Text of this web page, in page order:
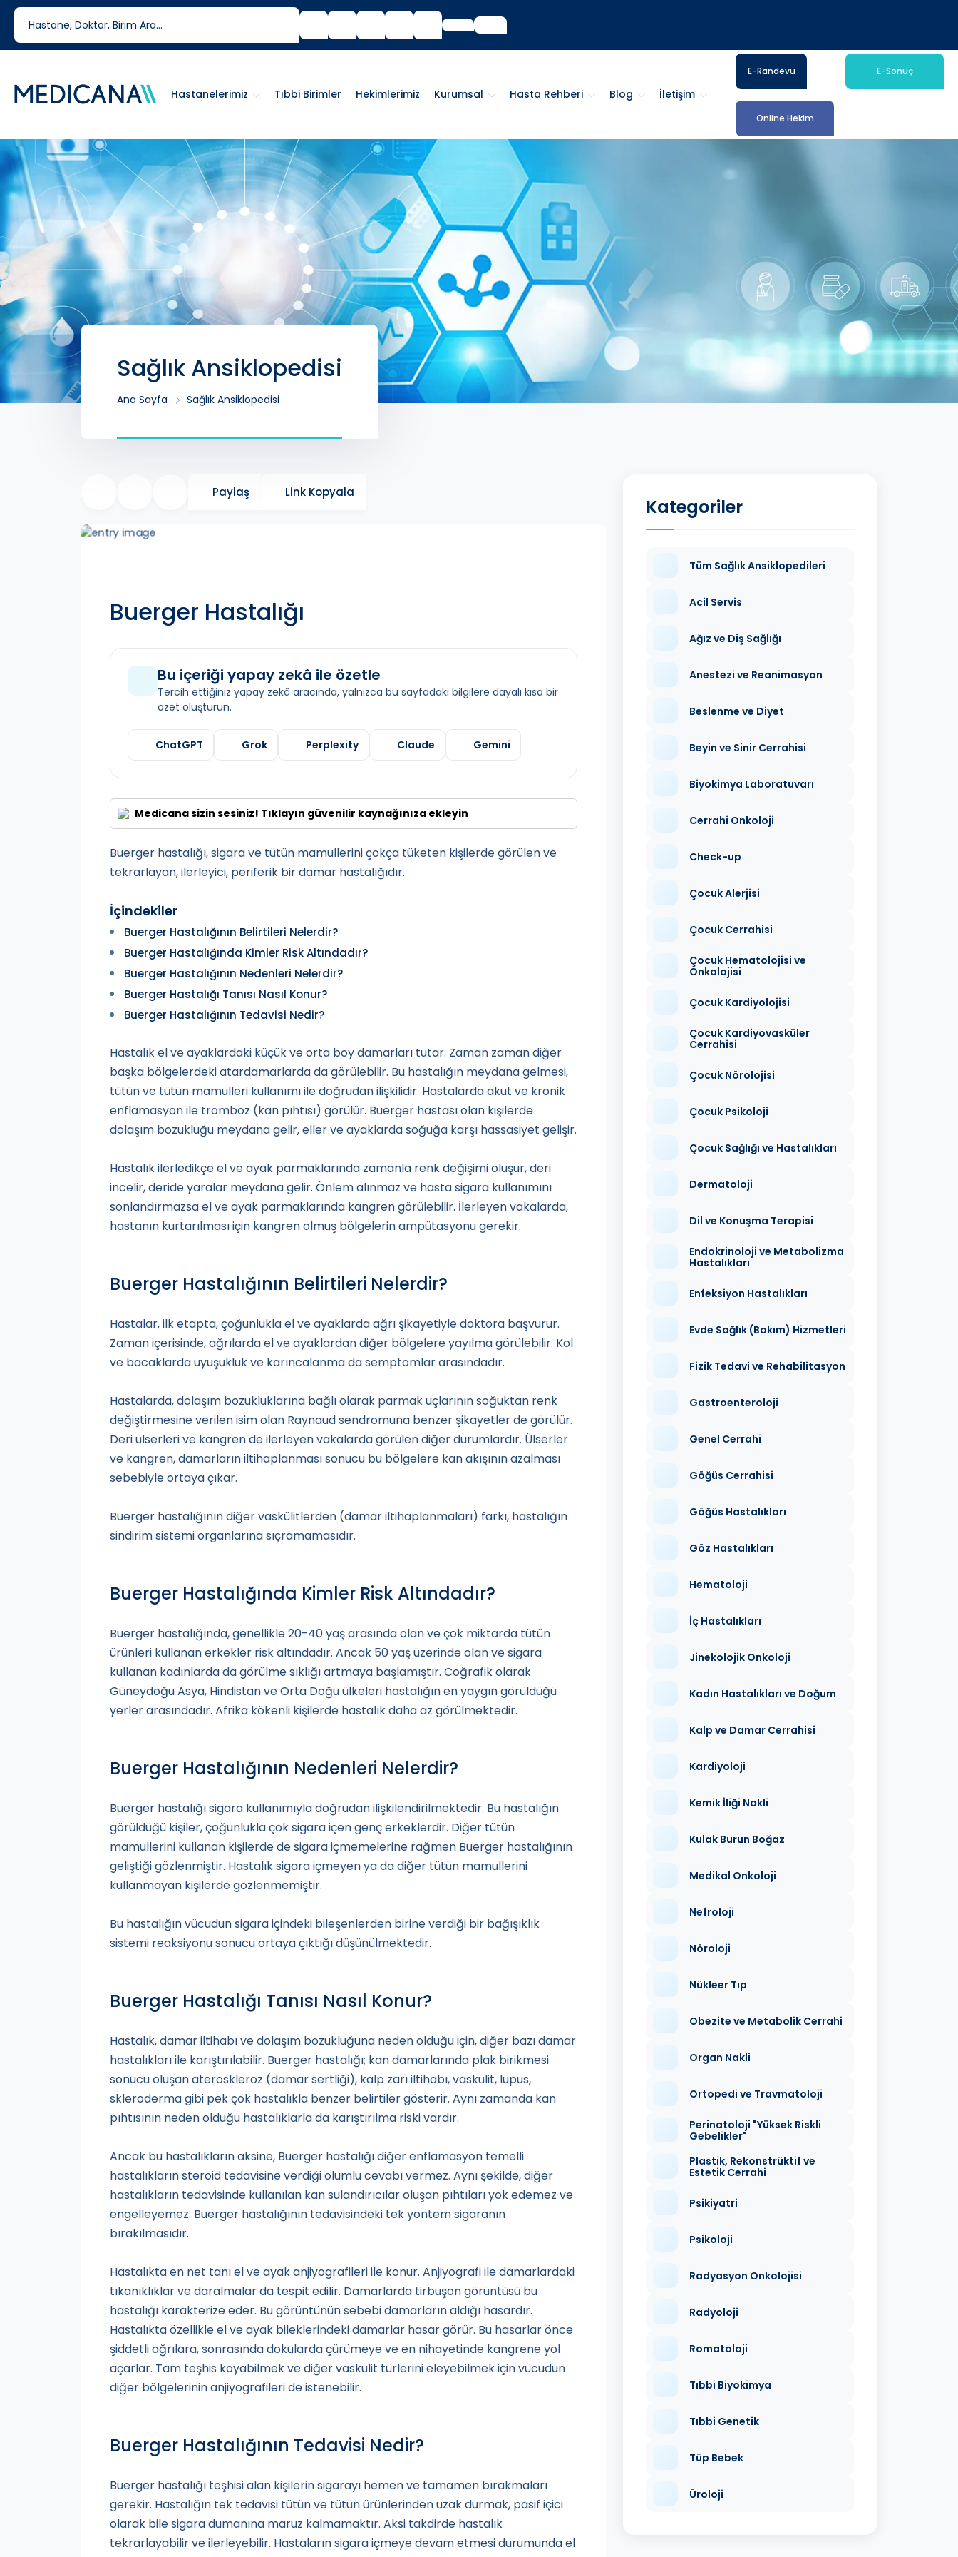
444 6 334
Tıbbi Birimler Hekimlerimiz Kurumsal Hasta Rehberi Blog İletişim
Hastanelerimiz
E-Randevu E-Sonuç
Online Hekim
Sağlık Ansiklopedisi
Ana Sayfa Sağlık Ansiklopedisi
Paylaş Link Kopyala
Buerger Hastalığı
Bu içeriği yapay zekâ ile özetle
Tercih ettiğiniz yapay zekâ aracında, yalnızca bu sayfadaki bilgilere dayalı kısa bir
özet oluşturun.
ChatGPT Grok Perplexity Claude Gemini
Medicana sizin sesiniz! Tıklayın güvenilir kaynağınıza ekleyin
Buerger hastalığı, sigara ve tütün mamullerini çokça tüketen kişilerde görülen ve
tekrarlayan, ilerleyici, periferik bir damar hastalığıdır.
İçindekiler
Buerger Hastalığının Belirtileri Nelerdir?
Buerger Hastalığında Kimler Risk Altındadır?
Buerger Hastalığının Nedenleri Nelerdir?
Buerger Hastalığı Tanısı Nasıl Konur?
Buerger Hastalığının Tedavisi Nedir?
Hastalık el ve ayaklardaki küçük ve orta boy damarları tutar. Zaman zaman diğer
başka bölgelerdeki atardamarlarda da görülebilir. Bu hastalığın meydana gelmesi,
tütün ve tütün mamulleri kullanımı ile doğrudan ilişkilidir. Hastalarda akut ve kronik
enflamasyon ile tromboz (kan pıhtısı) görülür. Buerger hastası olan kişilerde
dolaşım bozukluğu meydana gelir, eller ve ayaklarda soğuğa karşı hassasiyet gelişir.
Hastalık ilerledikçe el ve ayak parmaklarında zamanla renk değişimi oluşur, deri
incelir, deride yaralar meydana gelir. Önlem alınmaz ve hasta sigara kullanımını
sonlandırmazsa el ve ayak parmaklarında kangren görülebilir. İlerleyen vakalarda,
hastanın kurtarılması için kangren olmuş bölgelerin ampütasyonu gerekir.
Buerger Hastalığının Belirtileri Nelerdir?
Hastalar, ilk etapta, çoğunlukla el ve ayaklarda ağrı şikayetiyle doktora başvurur.
Zaman içerisinde, ağrılarda el ve ayaklardan diğer bölgelere yayılma görülebilir. Kol
ve bacaklarda uyuşukluk ve karıncalanma da semptomlar arasındadır.
Hastalarda, dolaşım bozukluklarına bağlı olarak parmak uçlarının soğuktan renk
değiştirmesine verilen isim olan Raynaud sendromuna benzer şikayetler de görülür.
Deri ülserleri ve kangren de ilerleyen vakalarda görülen diğer durumlardır. Ülserler
ve kangren, damarların iltihaplanması sonucu bu bölgelere kan akışının azalması
sebebiyle ortaya çıkar.
Buerger hastalığının diğer vaskülitlerden (damar iltihaplanmaları) farkı, hastalığın
sindirim sistemi organlarına sıçramamasıdır.
Buerger Hastalığında Kimler Risk Altındadır?
Buerger hastalığında, genellikle 20-40 yaş arasında olan ve çok miktarda tütün
ürünleri kullanan erkekler risk altındadır. Ancak 50 yaş üzerinde olan ve sigara
kullanan kadınlarda da görülme sıklığı artmaya başlamıştır. Coğrafik olarak
Güneydoğu Asya, Hindistan ve Orta Doğu ülkeleri hastalığın en yaygın görüldüğü
yerler arasındadır. Afrika kökenli kişilerde hastalık daha az görülmektedir.
Buerger Hastalığının Nedenleri Nelerdir?
Buerger hastalığı sigara kullanımıyla doğrudan ilişkilendirilmektedir. Bu hastalığın
görüldüğü kişiler, çoğunlukla çok sigara içen genç erkeklerdir. Diğer tütün
mamullerini kullanan kişilerde de sigara içmemelerine rağmen Buerger hastalığının
geliştiği gözlenmiştir. Hastalık sigara içmeyen ya da diğer tütün mamullerini
kullanmayan kişilerde gözlenmemiştir.
Bu hastalığın vücudun sigara içindeki bileşenlerden birine verdiği bir bağışıklık
sistemi reaksiyonu sonucu ortaya çıktığı düşünülmektedir.
Buerger Hastalığı Tanısı Nasıl Konur?
Hastalık, damar iltihabı ve dolaşım bozukluğuna neden olduğu için, diğer bazı damar
hastalıkları ile karıştırılabilir. Buerger hastalığı; kan damarlarında plak birikmesi
sonucu oluşan ateroskleroz (damar sertliği), kalp zarı iltihabı, vaskülit, lupus,
skleroderma gibi pek çok hastalıkla benzer belirtiler gösterir. Aynı zamanda kan
pıhtısının neden olduğu hastalıklarla da karıştırılma riski vardır.
Ancak bu hastalıkların aksine, Buerger hastalığı diğer enflamasyon temelli
hastalıkların steroid tedavisine verdiği olumlu cevabı vermez. Aynı şekilde, diğer
hastalıkların tedavisinde kullanılan kan sulandırıcılar oluşan pıhtıları yok edemez ve
engelleyemez. Buerger hastalığının tedavisindeki tek yöntem sigaranın
bırakılmasıdır.
Hastalıkta en net tanı el ve ayak anjiyografileri ile konur. Anjiyografi ile damarlardaki
tıkanıklıklar ve daralmalar da tespit edilir. Damarlarda tirbuşon görüntüsü bu
hastalığı karakterize eder. Bu görüntünün sebebi damarların aldığı hasardır.
Hastalıkta özellikle el ve ayak bileklerindeki damarlar hasar görür. Bu hasarlar önce
şiddetli ağrılara, sonrasında dokularda çürümeye ve en nihayetinde kangrene yol
açarlar. Tam teşhis koyabilmek ve diğer vaskülit türlerini eleyebilmek için vücudun
diğer bölgelerinin anjiyografileri de istenebilir.
Buerger Hastalığının Tedavisi Nedir?
Buerger hastalığı teşhisi alan kişilerin sigarayı hemen ve tamamen bırakmaları
gerekir. Hastalığın tek tedavisi tütün ve tütün ürünlerinden uzak durmak, pasif içici
olarak bile sigara dumanına maruz kalmamaktır. Aksi takdirde hastalık
tekrarlayabilir ve ilerleyebilir. Hastaların sigara içmeye devam etmesi durumunda el
Kategoriler
Tüm Sağlık Ansiklopedileri
Acil Servis
Ağız ve Diş Sağlığı
Anestezi ve Reanimasyon
Beslenme ve Diyet
Beyin ve Sinir Cerrahisi
Biyokimya Laboratuvarı
Cerrahi Onkoloji
Check-up
Çocuk Alerjisi
Çocuk Cerrahisi
Çocuk Hematolojisi ve
Onkolojisi
Çocuk Kardiyolojisi
Çocuk Kardiyovasküler
Cerrahisi
Çocuk Nörolojisi
Çocuk Psikoloji
Çocuk Sağlığı ve Hastalıkları
Dermatoloji
Dil ve Konuşma Terapisi
Endokrinoloji ve Metabolizma
Hastalıkları
Enfeksiyon Hastalıkları
Evde Sağlık (Bakım) Hizmetleri
Fizik Tedavi ve Rehabilitasyon
Gastroenteroloji
Genel Cerrahi
Göğüs Cerrahisi
Göğüs Hastalıkları
Göz Hastalıkları
Hematoloji
İç Hastalıkları
Jinekolojik Onkoloji
Kadın Hastalıkları ve Doğum
Kalp ve Damar Cerrahisi
Kardiyoloji
Kemik İliği Nakli
Kulak Burun Boğaz
Medikal Onkoloji
Nefroloji
Nöroloji
Nükleer Tıp
Obezite ve Metabolik Cerrahi
Organ Nakli
Ortopedi ve Travmatoloji
Perinatoloji "Yüksek Riskli
Gebelikler"
Plastik, Rekonstrüktif ve
Estetik Cerrahi
Psikiyatri
Psikoloji
Radyasyon Onkolojisi
Radyoloji
Romatoloji
Tıbbi Biyokimya
Tıbbi Genetik
Tüp Bebek
Üroloji